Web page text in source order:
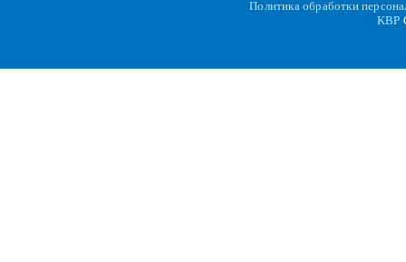
Политика обработки
KBP